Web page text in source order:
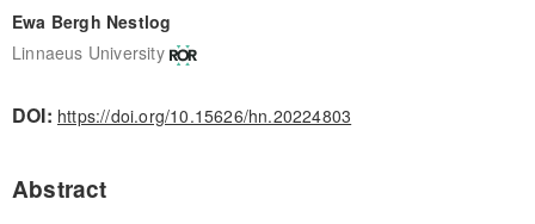
Ewa Bergh Nestlog
Linnaeus University
DOI: https://doi.org/10.15626/hn.20224803
Abstract